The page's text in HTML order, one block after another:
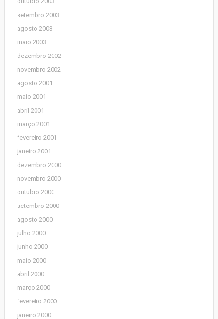
setembro 2003
agosto 2003
maio 2003
dezembro 2002
novembro 2002
agosto 2001
maio 2001
abril 2001
março 2001
fevereiro 2001
janeiro 2001
dezembro 2000
novembro 2000
outubro 2000
setembro 2000
agosto 2000
julho 2000
junho 2000
maio 2000
abril 2000
março 2000
fevereiro 2000
janeiro 2000